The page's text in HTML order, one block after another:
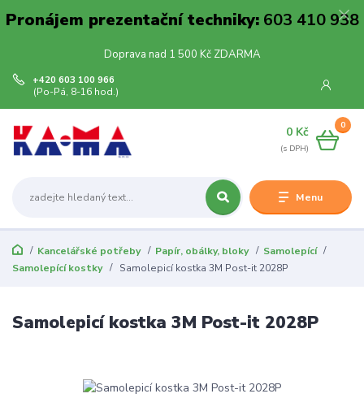
Pronájem prezentační techniky:603 410 938
Doprava nad 1 500 Kč ZDARMA
Menu
+420 603 100 966
(Po-Pá, 8-16 hod.)
0
0 Kč
Kancelářské potřeby Papír, obálky, bloky
Samolepící
Samolepící kostky
Samolepicí kostka 3M Post-it 2028P
Samolepicí kostka 3M Post-it 2028P